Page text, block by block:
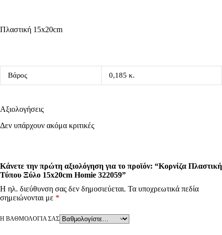
Πλαστική 15x20cm
Βάρος 0,185 κ.
Αξιολογήσεις
Δεν υπάρχουν ακόμα κριτικές
Κάνετε την πρώτη αξιολόγηση για το προϊόν: “Κορνίζα Πλαστική
Τύπου Ξύλο 15x20cm Homie 322059”
Η ηλ. διεύθυνση σας δεν δημοσιεύεται. Τα υποχρεωτικά πεδία
σημειώνονται με *
Η ΒΑΘΜΟΛΟΓΊΑ ΣΑΣ